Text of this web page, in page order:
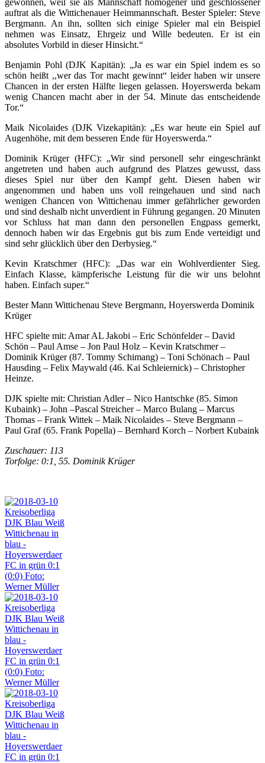
gewonnen, weil sie als Mannschaft homogener und geschlossener
auftrat als die Wittichenauer Heimmannschaft. Bester Spieler: Steve
Bergmann. An ihn, sollten sich einige Spieler mal ein Beispiel
nehmen was Einsatz, Ehrgeiz und Wille bedeuten. Er ist ein
absolutes Vorbild in dieser Hinsicht.“
Benjamin Pohl (DJK Kapitän): „Ja es war ein Spiel indem es so
schön heißt ,,wer das Tor macht gewinnt“ leider haben wir unsere
Chancen in der ersten Hälfte liegen gelassen. Hoyerswerda bekam
wenig Chancen macht aber in der 54. Minute das entscheidende
Tor.“
Maik Nicolaides (DJK Vizekapitän): „Es war heute ein Spiel auf
Augenhöhe, mit dem besseren Ende für Hoyerswerda.“
Dominik Krüger (HFC): „Wir sind personell sehr eingeschränkt
angetreten und haben auch aufgrund des Platzes gewusst, dass
dieses Spiel nur über den Kampf geht. Diesen haben wir
angenommen und haben uns voll reingehauen und sind nach
wenigen Chancen von Wittichenau immer gefährlicher geworden
und sind deshalb nicht unverdient in Führung gegangen. 20 Minuten
vor Schluss hat man dann den personellen Engpass gemerkt,
dennoch haben wir das Ergebnis gut bis zum Ende verteidigt und
sind sehr glücklich über den Derbysieg.“
Kevin Kratschmer (HFC): „Das war ein Wohlverdienter Sieg.
Einfach Klasse, kämpferische Leistung für die wir uns belohnt
haben. Einfach super.“
Bester Mann Wittichenau Steve Bergmann, Hoyerswerda Dominik
Krüger
HFC spielte mit: Amar AL Jakobi – Eric Schönfelder – David
Schön – Paul Amse – Jon Paul Holz – Kevin Kratschmer –
Dominik Krüger (87. Tommy Schimang) – Toni Schönach – Paul
Hausding – Felix Maywald (46. Kai Schleiernick) – Christopher
Heinze.
DJK spielte mit: Christian Adler – Nico Hantschke (85. Simon
Kubaink) – John –Pascal Streicher – Marco Bulang – Marcus
Thomas – Frank Wittek – Maik Nicolaides – Steve Bergmann –
Paul Graf (65. Frank Popella) – Bernhard Korch – Norbert Kubaink
Zuschauer: 113
Torfolge: 0:1, 55. Dominik Krüger